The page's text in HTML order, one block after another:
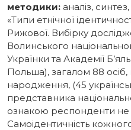
методики: аналіз,
«Типи етнічної
Рижової. Вибірку
Волинського
Українки та Академії
Польша), загалом 88 осіб,
народження, (45
представника
ознакою респонденти
Самоідентичність